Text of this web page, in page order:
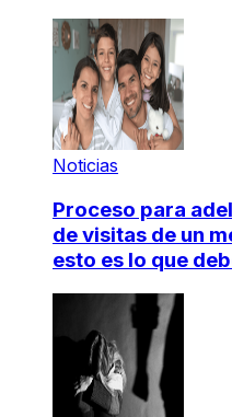
Noticias
Proceso para
de visitas de un
esto es lo que